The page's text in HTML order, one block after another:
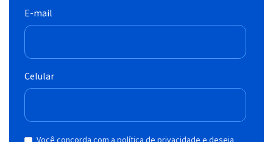
E-mail
Celular
Você concorda com a política de privacidade e deseja